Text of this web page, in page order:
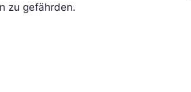
zu gefährden.